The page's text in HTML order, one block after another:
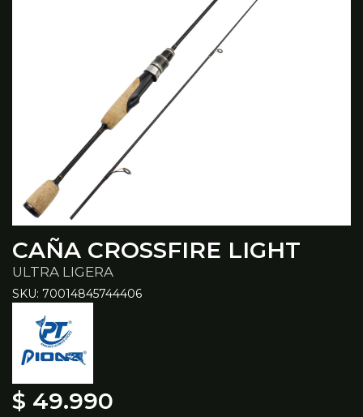
CAÑA CROSSFIRE LIGHT
ULTRA LIGERA
SKU: 70014845744406
$ 49.990